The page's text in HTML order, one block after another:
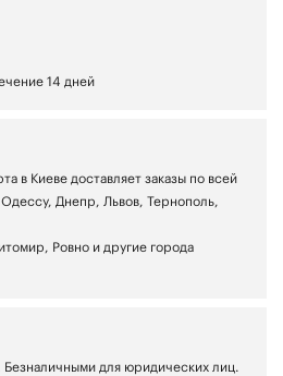
14 дней
в Киеве доставляет заказы по всей
Днепр, Львов, Тернополь,
Ровно и другие города
Безналичными для юридических лиц.